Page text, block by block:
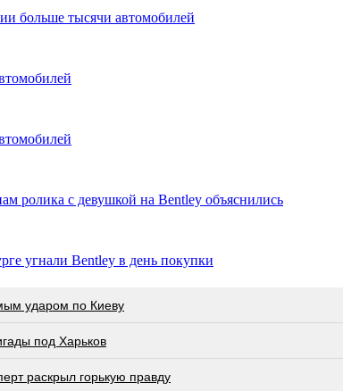
больше тысячи автомобилей
ролика с девушкой на Bentley объяснились
угнали Bentley в день покупки
ударом по Киеву
под Харьков
рacкрыл гoрькую прaвду